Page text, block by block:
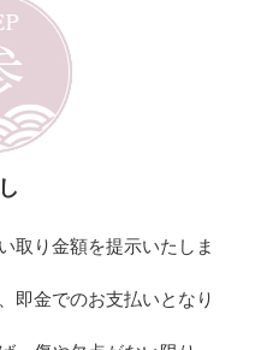
取り金額を提示いたしま
即金でのお支払いとなり